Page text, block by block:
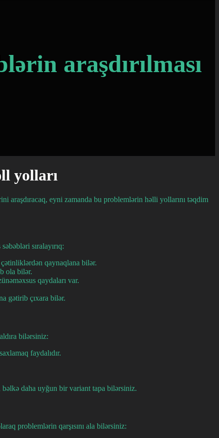
araşdırılması
yolları
araşdıracaq, eyni zamanda bu problemlərin həlli yollarını təqdim
sıralayırıq:
qaynaqlana bilər.
ola bilər.
qaydaları var.
gətirib çıxara bilər.
bilərsiniz:
faydalıdır.
daha uyğun bir variant tapa bilərsiniz.
problemlərin qarşısını ala bilərsiniz: